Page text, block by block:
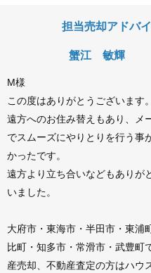
担当売却アドバ
蟹江 敏輝
M様
この度はありがとうございます。
遠方へのお住み替えもあり、メ
でスムーズにやりとりを行う事
かったです。
遠方より立ち合いなどもありが
いました。
大府市・東海市・半田市・東浦
比町・知多市・常滑市・武豊町
産売却、不動産査定の方はハウ